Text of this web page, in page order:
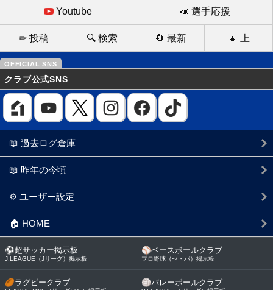
Youtube 📣 選手応援
✏ 投稿 🔍 検索 🔄 最新 🔼 上
クラブ公式SNS
📖 過去ログ倉庫
📖 昨年の今頃
⚙️ ユーザー設定
🏠 HOME
⚽超サッカー掲示板
J.LEAGUE（Jリーグ）掲示板
⚾ベースボールクラブ
プロ野球（セ・パ）掲示板
🏉ラグビークラブ 🏐バレーボールクラブ